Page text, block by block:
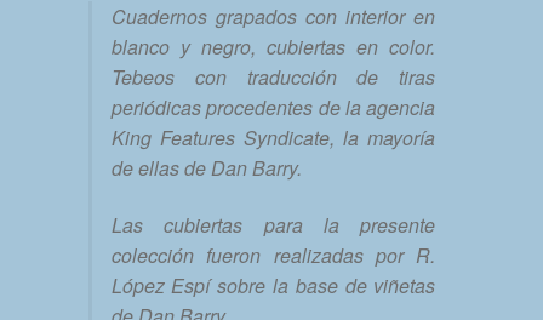
Cuadernos grapados con interior en
blanco y negro, cubiertas en color.
Tebeos con traducción de tiras
periódicas procedentes de la agencia
King Features Syndicate, la mayoría
de ellas de Dan Barry.
Las cubiertas para la presente
colección fueron realizadas por R.
López Espí sobre la base de viñetas